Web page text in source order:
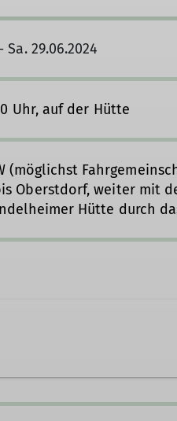
Sa. 29.06.2024
Uhr, auf der Hütte
(möglichst
Oberstdorf, weiter mit
Hütte durch